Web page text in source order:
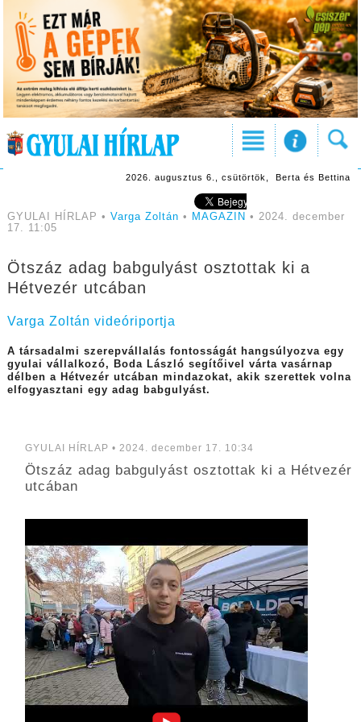
2026. augusztus 6., csütörtök, Berta és Bettina
GYULAI HÍRLAP • Varga Zoltán • MAGAZIN • 2024. december
17. 11:05
Ötszáz adag babgulyást osztottak ki a
Hétvezér utcában
Varga Zoltán videóriportja
A társadalmi szerepvállalás fontosságát hangsúlyozva egy
gyulai vállalkozó, Boda László segítőivel várta vasárnap
délben a Hétvezér utcában mindazokat, akik szerettek volna
elfogyasztani egy adag babgulyást.
GYULAI HÍRLAP • 2024. december 17. 10:34
Ötszáz adag babgulyást osztottak ki a Hétvezér
utcában